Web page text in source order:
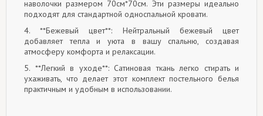
наволочки размером 70см*70см. Эти размеры идеально
подходят для стандартной односпальной кровати.
4. **Бежевый цвет**: Нейтральный бежевый цвет
добавляет тепла и уюта в вашу спальню, создавая
атмосферу комфорта и релаксации.
5. **Легкий в уходе**: Сатиновая ткань легко стирать и
ухаживать, что делает этот комплект постельного белья
практичным и удобным в использовании.